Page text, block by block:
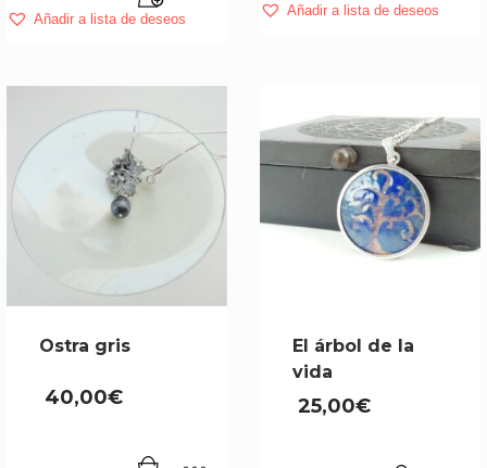
Añadir a lista de deseos
Añadir a lista de deseos
Ostra gris
40,00€
El árbol de la
vida
25,00€